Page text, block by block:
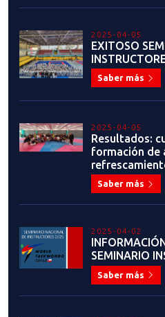
2025-04-05
EXITOSO
Saber más
2025-04-05
Resultados:
formación de
Saber más
2025-04-02
SEMINARIO
Saber más